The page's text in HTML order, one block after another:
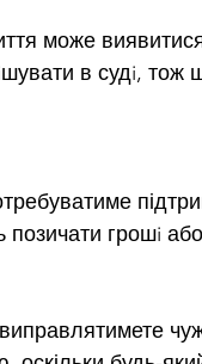
може
в судi, тож
грошi